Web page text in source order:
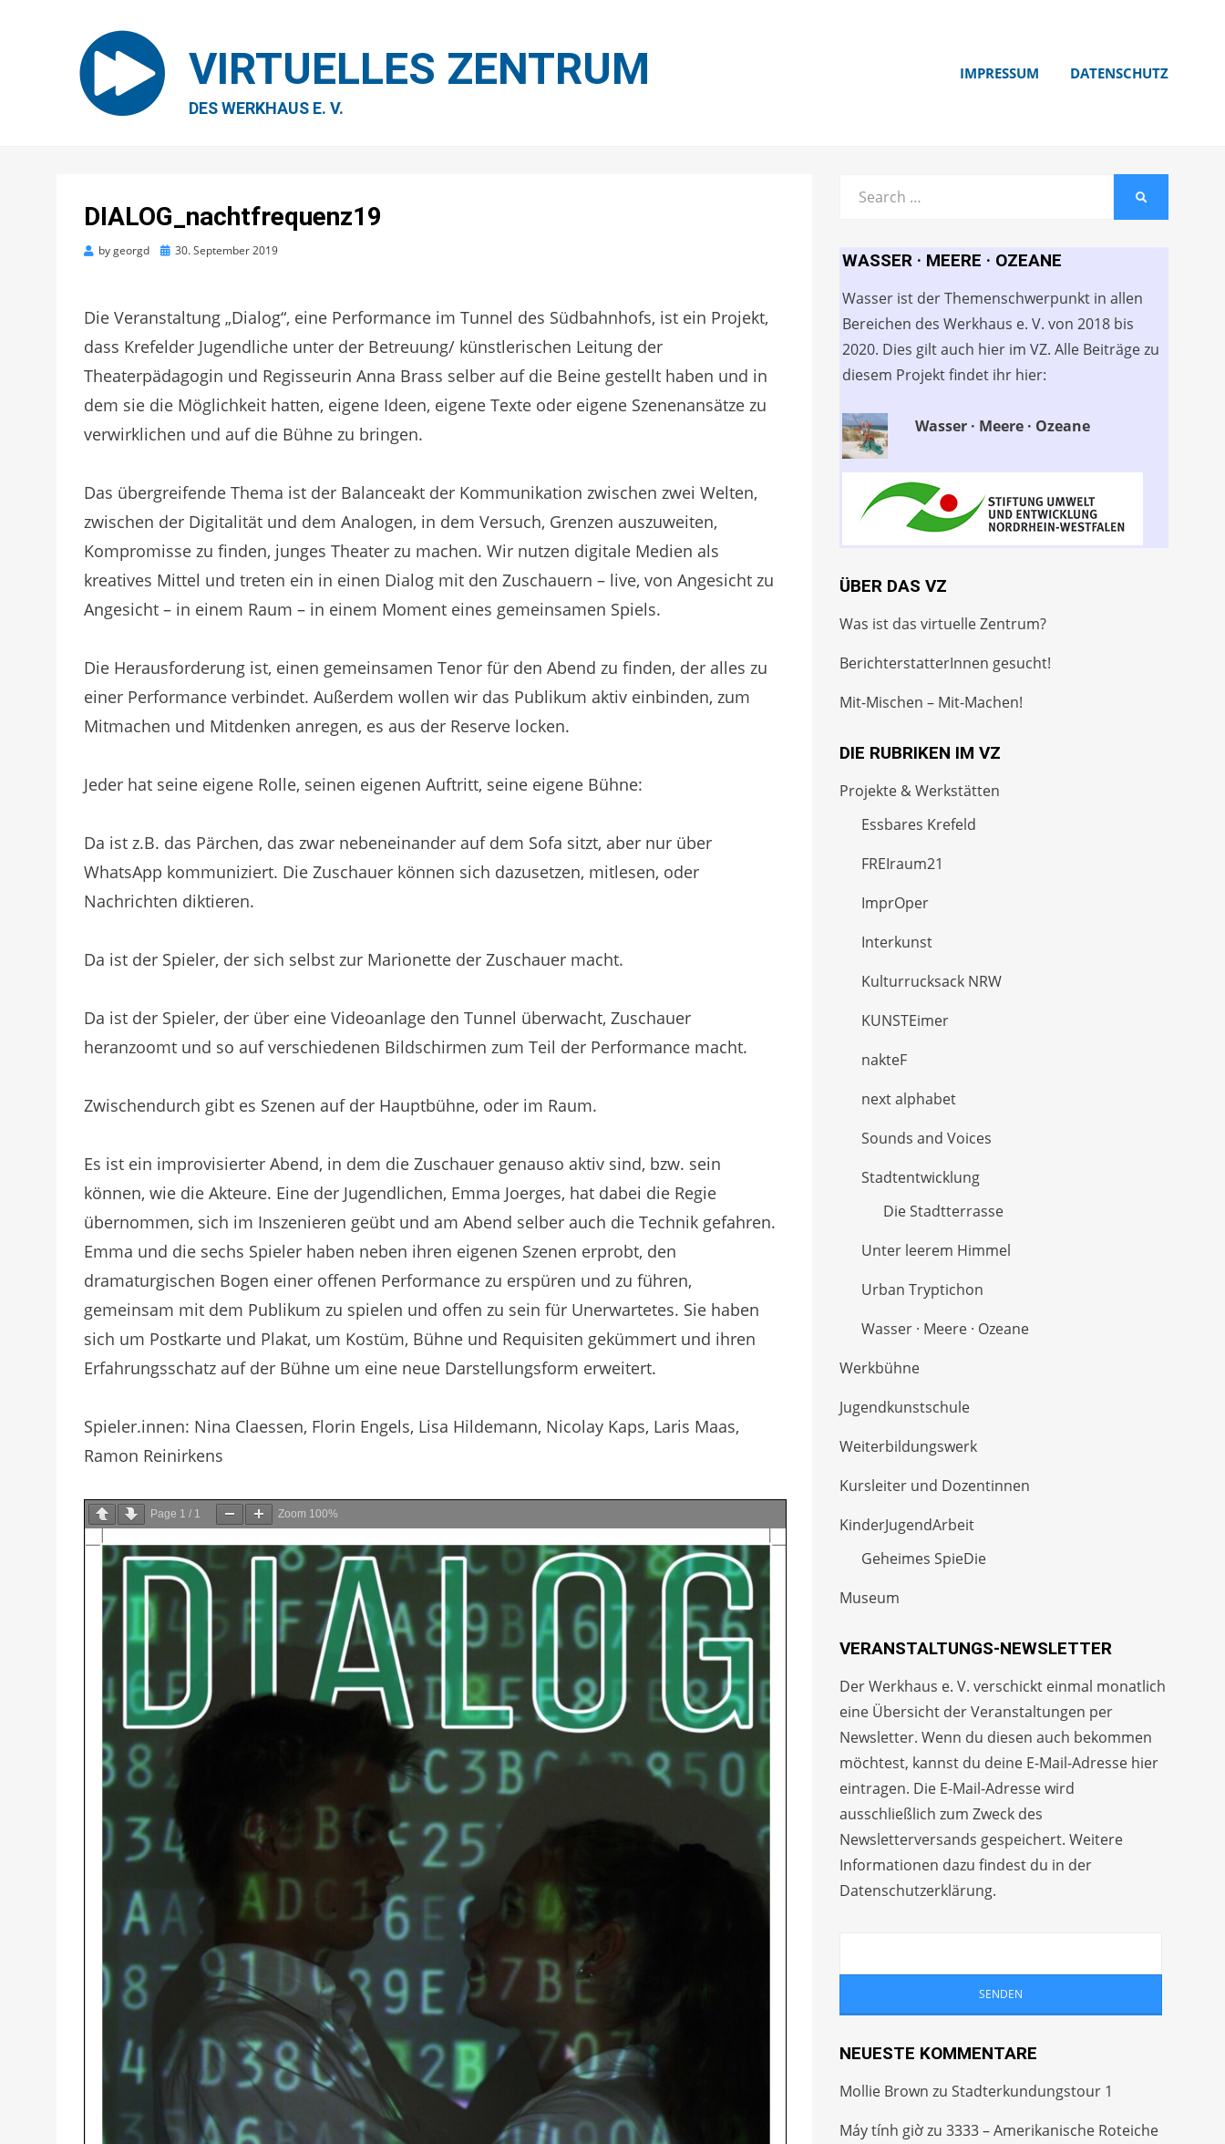
VIRTUELLES ZENTRUM
DES WERKHAUS E. V.
IMPRESSUM DATENSCHUTZ
DIALOG_nachtfrequenz19
bygeorgd
Posted
30. September 2019
Die Veranstaltung „Dialog“, eine Performance im Tunnel des Südbahnhofs, ist ein Projekt,
dass Krefelder Jugendliche unter der Betreuung/ künstlerischen Leitung der
Theaterpädagogin und Regisseurin Anna Brass selber auf die Beine gestellt haben und in
dem sie die Möglichkeit hatten, eigene Ideen, eigene Texte oder eigene Szenenansätze zu
verwirklichen und auf die Bühne zu bringen.
Das übergreifende Thema ist der Balanceakt der Kommunikation zwischen zwei Welten,
zwischen der Digitalität und dem Analogen, in dem Versuch, Grenzen auszuweiten,
Kompromisse zu finden, junges Theater zu machen. Wir nutzen digitale Medien als
kreatives Mittel und treten ein in einen Dialog mit den Zuschauern – live, von Angesicht zu
Angesicht – in einem Raum – in einem Moment eines gemeinsamen Spiels.
Die Herausforderung ist, einen gemeinsamen Tenor für den Abend zu finden, der alles zu
einer Performance verbindet. Außerdem wollen wir das Publikum aktiv einbinden, zum
Mitmachen und Mitdenken anregen, es aus der Reserve locken.
Jeder hat seine eigene Rolle, seinen eigenen Auftritt, seine eigene Bühne:
Da ist z.B. das Pärchen, das zwar nebeneinander auf dem Sofa sitzt, aber nur über
WhatsApp kommuniziert. Die Zuschauer können sich dazusetzen, mitlesen, oder
Nachrichten diktieren.
Da ist der Spieler, der sich selbst zur Marionette der Zuschauer macht.
Da ist der Spieler, der über eine Videoanlage den Tunnel überwacht, Zuschauer
heranzoomt und so auf verschiedenen Bildschirmen zum Teil der Performance macht.
Zwischendurch gibt es Szenen auf der Hauptbühne, oder im Raum.
Es ist ein improvisierter Abend, in dem die Zuschauer genauso aktiv sind, bzw. sein
können, wie die Akteure. Eine der Jugendlichen, Emma Joerges, hat dabei die Regie
übernommen, sich im Inszenieren geübt und am Abend selber auch die Technik gefahren.
Emma und die sechs Spieler haben neben ihren eigenen Szenen erprobt, den
dramaturgischen Bogen einer offenen Performance zu erspüren und zu führen,
gemeinsam mit dem Publikum zu spielen und offen zu sein für Unerwartetes. Sie haben
sich um Postkarte und Plakat, um Kostüm, Bühne und Requisiten gekümmert und ihren
Erfahrungsschatz auf der Bühne um eine neue Darstellungsform erweitert.
Spieler.innen: Nina Claessen, Florin Engels, Lisa Hildemann, Nicolay Kaps, Laris Maas,
Ramon Reinirkens
Page 1 / 1 Zoom 100%
WASSER · MEERE · OZEANE
Wasser ist der Themenschwerpunkt in allen
Bereichen des Werkhaus e. V. von 2018 bis
2020. Dies gilt auch hier im VZ. Alle Beiträge zu
diesem Projekt findet ihr hier:
Wasser · Meere · Ozeane
ÜBER DAS VZ
Was ist das virtuelle Zentrum?
BerichterstatterInnen gesucht!
Mit-Mischen – Mit-Machen!
DIE RUBRIKEN IM VZ
Projekte & Werkstätten
Essbares Krefeld
FREIraum21
ImprOper
Interkunst
Kulturrucksack NRW
KUNSTEimer
nakteF
next alphabet
Sounds and Voices
Stadtentwicklung
Die Stadtterrasse
Unter leerem Himmel
Urban Tryptichon
Wasser · Meere · Ozeane
Werkbühne
Jugendkunstschule
Weiterbildungswerk
Kursleiter und Dozentinnen
KinderJugendArbeit
Geheimes SpieDie
Museum
VERANSTALTUNGS-NEWSLETTER
Der Werkhaus e. V. verschickt einmal monatlich
eine Übersicht der Veranstaltungen per
Newsletter. Wenn du diesen auch bekommen
möchtest, kannst du deine E-Mail-Adresse hier
eintragen. Die E-Mail-Adresse wird
ausschließlich zum Zweck des
Newsletterversands gespeichert. Weitere
Informationen dazu findest du in der
Datenschutzerklärung.
NEUESTE KOMMENTARE
Mollie Brown zuStadterkundungstour 1
Máy tính giờzu3333 – Amerikanische Roteiche